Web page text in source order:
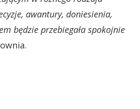
awantury, doniesienia,
będzie przebiegała spokojnie